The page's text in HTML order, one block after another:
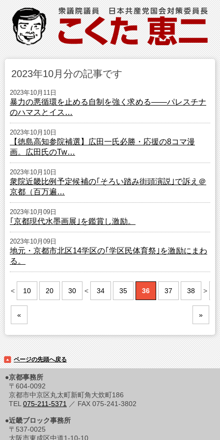
2023年10月分の記事です
2023年10月11日
暴力の悪循環を止める自制を強く求める――パレスチナ
のハマスとイス…
2023年10月10日
【徳島高知参院補選】広田一氏必勝・応援の8コマ漫
画。広田氏のTw…
2023年10月10日
衆院近畿比例予定候補の｢そろい踏み街頭演説｣で訴え＠
京都（百万遍…
2023年10月09日
｢京都現代水墨画展｣を鑑賞し激励。
2023年10月09日
地元・京都市北区14学区の｢学区民体育祭｣を激励にまわ
る。
«
< 10 20 30 < 34 35 36 37 38 >
»
ページの先頭へ戻る
●京都事務所
〒604-0092
京都市中京区丸太町新町角大炊町186
TEL 075-211-5371 ／ FAX 075-241-3802
●近畿ブロック事務所
〒537-0025
大阪市東成区中道1-10-10